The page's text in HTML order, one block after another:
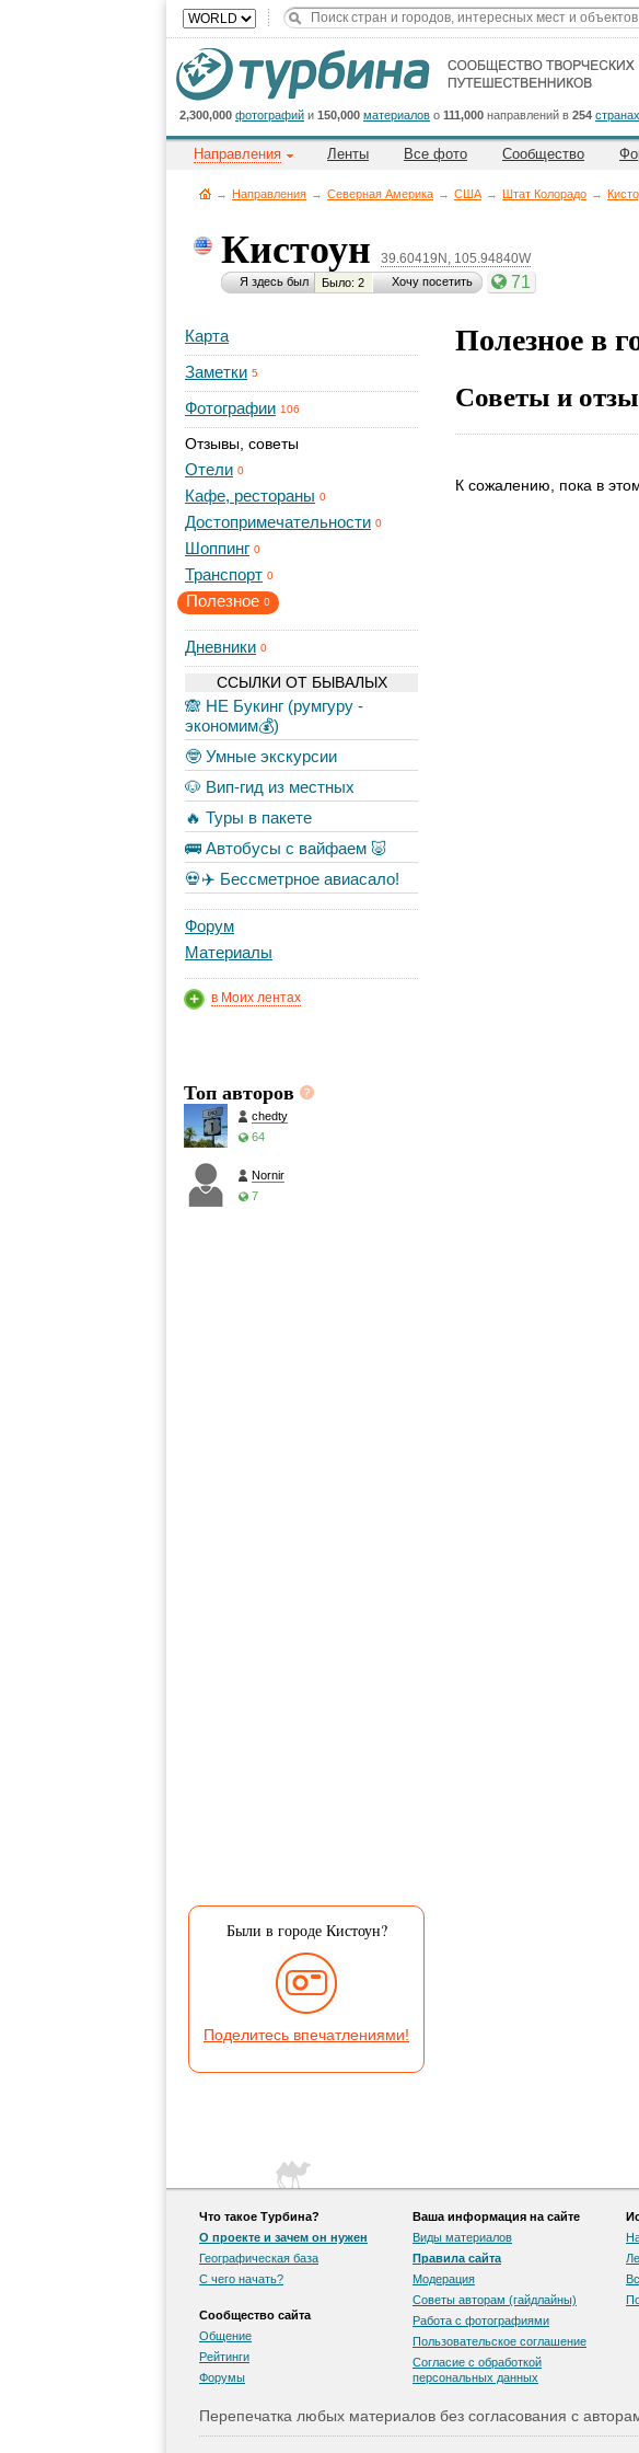
2,300,000 фотографий и 150,000 материалов о 111,000 направлений в 254 странах
Направления Ленты Все фото Сообщество
→ Направления → Северная Америка → CША → Штат Колорадо →
Кистоун 39.60419N, 105.94840W
Я здесь был Было: 2 Хочу посетить 71
Карта
Заметки 5
Фотографии 106
Отзывы, советы
Отели 0
Кафе, рестораны 0
Достопримечательности 0
Шоппинг 0
Транспорт 0
Полезное 0
Дневники 0
ССЫЛКИ ОТ БЫВАЛЫХ
🙈 НЕ Букинг (румгуру -
экономим💰)
🤓 Умные экскурсии
🐶 Вип-гид из местных
🔥 Туры в пакете
🚌 Автобусы с вайфаем 🐷
💀✈️ Бессметрное авиасало!
Форум
Материалы
в Моих лентах
Топ авторов
chedty
64
Nornir
7
Были в городе Кистоун?
Поделитесь впечатлениями!
Полезное в
Советы и
К сожалению, пока в
Что такое Турбина?
О проекте и зачем он нужен
Географическая база
С чего начать?
Сообщество сайта
Общение
Рейтинги
Форумы
Ваша информация на сайте
Виды материалов
Правила сайта
Модерация
Советы авторам (гайдлайны)
Работа с фотографиями
Пользовательскоe соглашение
Согласие с обработкой
персональных данных
Перепечатка любых материалов без согласования с